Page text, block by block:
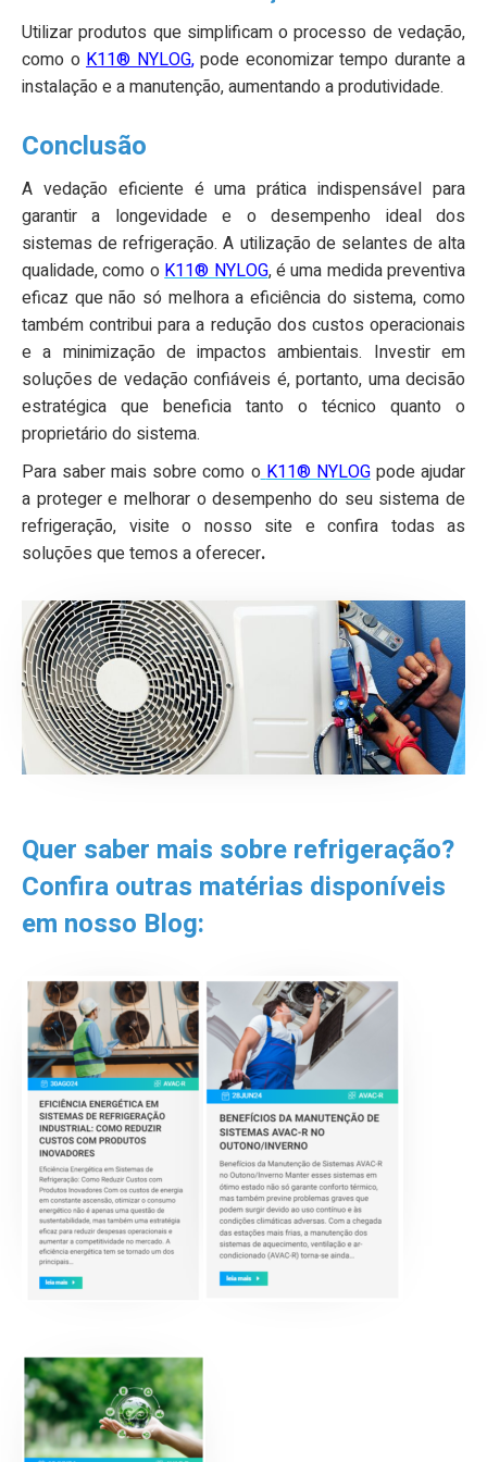
Utilizar produtos que simplificam o processo de vedação,
como o K11® NYLOG,pode economizar tempo durante a
instalação e a manutenção, aumentando a produtividade.
Conclusão
A vedação eficiente é uma prática indispensável para
garantir a longevidade e o desempenho ideal dos
sistemas de refrigeração. A utilização de selantes de alta
qualidade, como oK11® NYLOG, é uma medida preventiva
eficaz que não só melhora a eficiência do sistema, como
também contribui para a redução dos custos operacionais
e a minimização de impactos ambientais. Investir em
soluções de vedação confiáveis é, portanto, uma decisão
estratégica que beneficia tanto o técnico quanto o
proprietário do sistema.
Para saber mais sobre como o K11® NYLOGpode ajudar
a proteger e melhorar o desempenho do seu sistema de
refrigeração, visite o nosso site e confira todas as
soluções que temos a oferecer.
Quer saber mais sobre refrigeração?
Confira outras matérias disponíveis
em nosso Blog: